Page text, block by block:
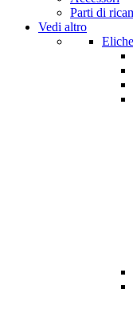
Parti di
Vedi altro